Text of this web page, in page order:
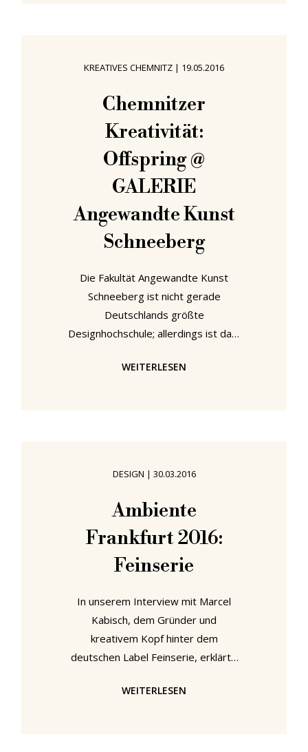
mit zentralen Themen der
Menschheit auseinandersetzen.
Geld ist genau so ein Thema, und
ein Thema mit dem wir alle
andauernd zu tun
KREATIVES CHEMNITZ | 19.05.2016
Chemnitzer
Kreativität:
Offspring @
GALERIE
Angewandte Kunst
Schneeberg
Die Fakultät Angewandte Kunst
Schneeberg ist nicht gerade
Deutschlands größte
Designhochschule; allerdings ist das,
Designausbildung geht auch
Produktdesign von Schneeberger
Absolventen" nachvollziehen, und
zwar in der Galerie Angewandte
Kunst Schneeberg in Schloss
Lichtenwalde. "Offspring"
präsentiert
WEITERLESEN
DESIGN | 30.03.2016
Ambiente
Frankfurt 2016:
Feinserie
In unserem Interview mit Marcel
Kabisch, dem Gründer und
kreativem Kopf hinter dem
deutschen Label Feinserie, erklärte
interessiere und was ihm unter
WEITERLESEN